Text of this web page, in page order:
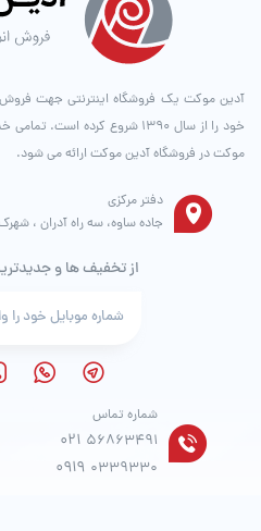
آدین موکت یک فروشگاه اینترنتی جهت فروش
خود را از سال ۱۳۹۰ شروع
موکت در فروشگاه آدین موکت ارائه می شود.
شماره تماس
021 56863491
0919 0339330
دفتر مرکزی
جاده ساوه، سه راه آدران ،
از تخفیف ها و